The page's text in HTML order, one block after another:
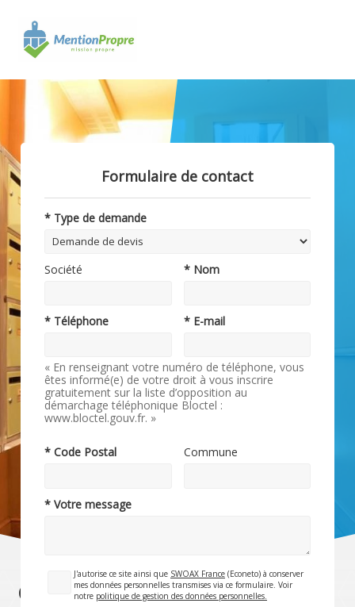
Formulaire de contact
* Type de demande
Société * Nom
* Téléphone * E-mail
« En renseignant votre numéro de téléphone, vous
êtes informé(e) de votre droit à vous inscrire
gratuitement sur la liste d’opposition au
démarchage téléphonique Bloctel :
www.bloctel.gouv.fr. »
* Code Postal Commune
* Votre message
J'autorise ce site ainsi que SWOAX France (Econeto) à conserver
mes données personnelles transmises via ce formulaire. Voir
notre politique de gestion des données personnelles.
Copropriétés